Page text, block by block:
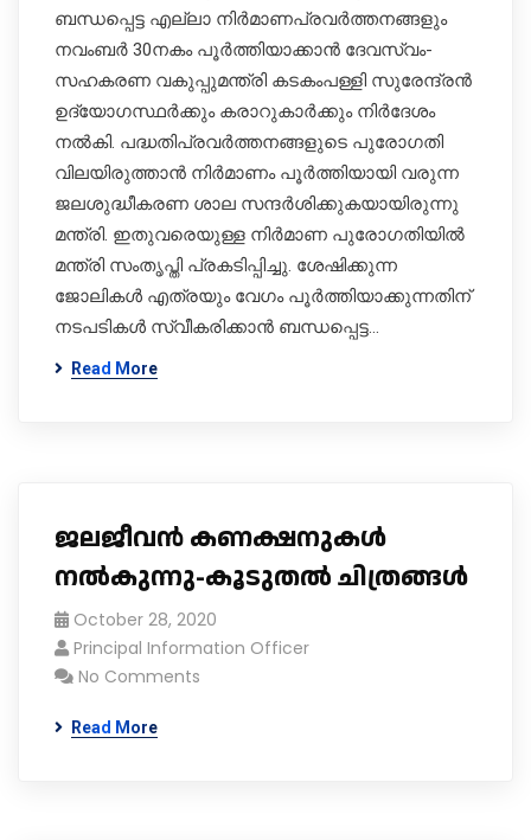
ബന്ധപ്പെട്ട എല്ലാ നിർമാണപ്രവർത്തനങ്ങളും
നവംബർ 30നകം പൂർത്തിയാക്കാൻ ദേവസ്വം-
സഹകരണ വകുപ്പുമന്ത്രി കടകംപള്ളി സുരേന്ദ്രൻ
ഉദ്യോ​ഗസ്ഥർക്കും കരാറുകാർക്കും നിർദേശം
നൽകി. പദ്ധതിപ്രവർത്തനങ്ങളുടെ പുരോ​ഗതി
വിലയിരുത്താൻ നിർമാണം പൂർത്തിയായി വരുന്ന
ജലശുദ്ധീകരണ ശാല സന്ദർശിക്കുകയായിരുന്നു
മന്ത്രി. ഇതുവരെയുള്ള നിർമാണ പുരോ​ഗതിയിൽ
മന്ത്രി സംതൃപ്തി പ്രകടിപ്പിച്ചു. ശേഷിക്കുന്ന
ജോലികൾ എത്രയും വേഗം പൂർത്തിയാക്കുന്നതിന്
നടപടികൾ സ്വീകരിക്കാൻ ബന്ധപ്പെട്ട…
Read More
ജലജീവൻ കണക്ഷനുകൾ
നൽകുന്നു-കൂടുതൽ ചിത്രങ്ങൾ
October 28, 2020
Principal Information Officer
No Comments
Read More